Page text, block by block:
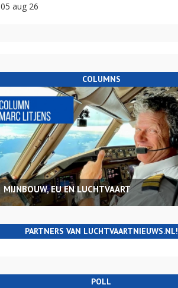
05 aug 26
COLUMNS
MIJNBOUW, EU EN LUCHTVAART
PARTNERS VAN LUCHTVAARTNIEUWS.NL!
POLL